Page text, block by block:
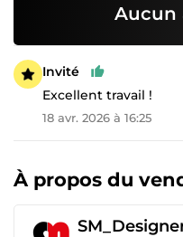
Aucun
Invité
Excellent travail !
18 avr. 2026 à 16:25
À propos du